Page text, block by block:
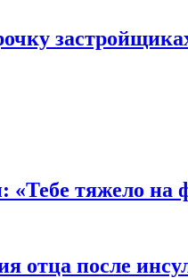
тяжело на
отца после